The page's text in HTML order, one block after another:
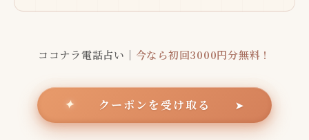
ココナラ電話占い｜ 今なら初回3000円分無料！
✦ クーポンを受け取る ➤